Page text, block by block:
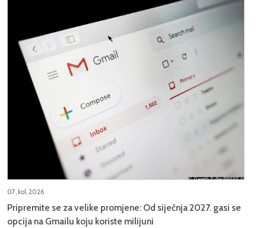
07, kol, 2026
Pripremite se za velike promjene: Od siječnja 2027. gasi se
opcija na Gmailu koju koriste milijuni